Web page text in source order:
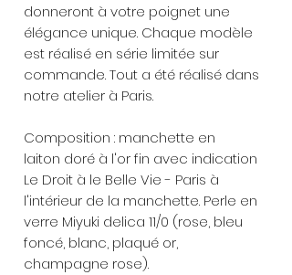
donneront à votre poignet une
élégance unique. Chaque modèle
est réalisé en série limitée sur
commande. Tout a été réalisé dans
notre atelier à Paris.
Composition : manchette en
laiton doré à l'or fin avec indication
Le Droit à le Belle Vie - Paris à
l'intérieur de la manchette. Perle en
verre Miyuki delica 11/0 (rose, bleu
foncé, blanc, plaqué or,
champagne rose).